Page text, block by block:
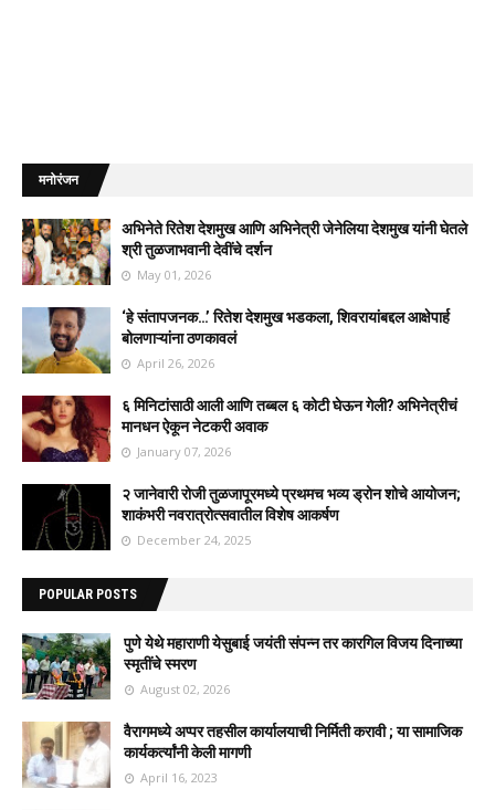
मनोरंजन
अभिनेते रितेश देशमुख आणि अभिनेत्री जेनेलिया देशमुख यांनी घेतले
श्री तुळजाभवानी देवींचे दर्शन
May 01, 2026
‘हे संतापजनक…’ रितेश देशमुख भडकला, शिवरायांबद्दल आक्षेपार्ह
बोलणाऱ्यांना ठणकावलं
April 26, 2026
६ मिनिटांसाठी आली आणि तब्बल ६ कोटी घेऊन गेली? अभिनेत्रीचं
मानधन ऐकून नेटकरी अवाक
January 07, 2026
२ जानेवारी रोजी तुळजापूरमध्ये प्रथमच भव्य ड्रोन शोचे आयोजन;
शाकंभरी नवरात्रोत्सवातील विशेष आकर्षण
December 24, 2025
POPULAR POSTS
पुणे येथे महाराणी येसुबाई जयंती संपन्न तर कारगिल विजय दिनाच्या
स्मृतींचे स्मरण
August 02, 2026
वैरागमध्ये अप्पर तहसील कार्यालयाची निर्मिती करावी ; या सामाजिक
कार्यकर्त्यांनी केली मागणी
April 16, 2023